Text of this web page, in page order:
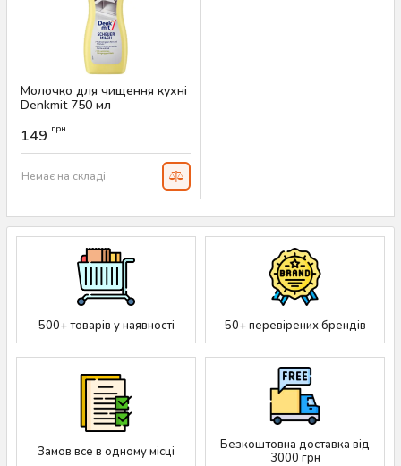
Молочко для чищення кухні
Denkmit 750 мл
149 грн
Немає на складі
500+ товарів у наявності 50+ перевірених брендів
Замов все в одному місці
Безкоштовна доставка від
3000 грн